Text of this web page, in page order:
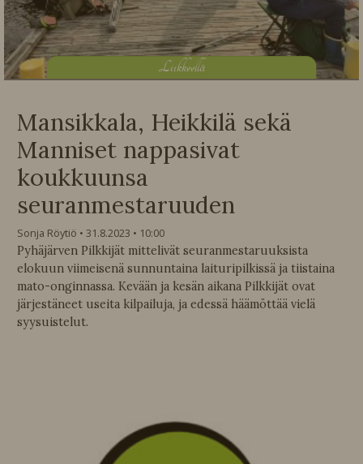
Liikkeellä
Mansikkala, Heikkilä sekä
Manniset nappasivat
koukkuunsa
seuranmestaruuden
Sonja Röytiö 31.8.2023
10:00
Pyhäjärven Pilkkijät mittelivät seuranmestaruuksista
elokuun viimeisenä sunnuntaina laituripilkissä ja tiistaina
mato-onginnassa. Kevään ja kesän aikana Pilkkijät ovat
järjestäneet useita kilpailuja, ja edessä häämöttää vielä
syysuistelut.